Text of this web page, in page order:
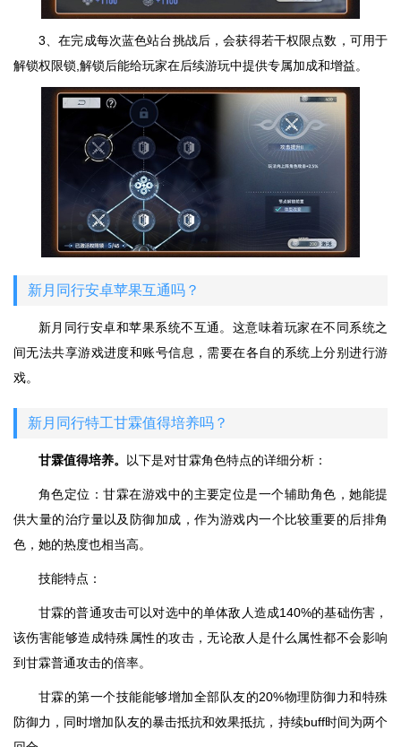
3、在完成每次蓝色站台挑战后，会获得若干权限点数，可用于
解锁权限锁,解锁后能给玩家在后续游玩中提供专属加成和增益。
新月同行安卓苹果互通吗？
新月同行安卓和苹果系统不互通。这意味着玩家在不同系统之
间无法共享游戏进度和账号信息，需要在各自的系统上分别进行游
戏。
新月同行特工甘霖值得培养吗？
甘霖值得培养。 以下是对甘霖角色特点的详细分析：
角色定位：甘霖在游戏中的主要定位是一个辅助角色，她能提
供大量的治疗量以及防御加成，作为游戏内一个比较重要的后排角
色，她的热度也相当高。
技能特点：
甘霖的普通攻击可以对选中的单体敌人造成140%的基础伤害，
该伤害能够造成特殊属性的攻击，无论敌人是什么属性都不会影响
到甘霖普通攻击的倍率。
甘霖的第一个技能能够增加全部队友的20%物理防御力和特殊
防御力，同时增加队友的暴击抵抗和效果抵抗，持续buff时间为两个